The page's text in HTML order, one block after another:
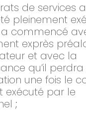
de services
pleinement
a commencé
exprès
et avec la
qu’il
une fois le
exécuté par le
;